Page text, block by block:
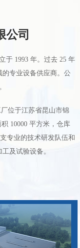
公司
于 1993 年。过去 25 年
专业设备供应商。公
位于江苏省昆山市锦
10000 平方米，仓库
专业的技术研发队伍和
及试验设备。